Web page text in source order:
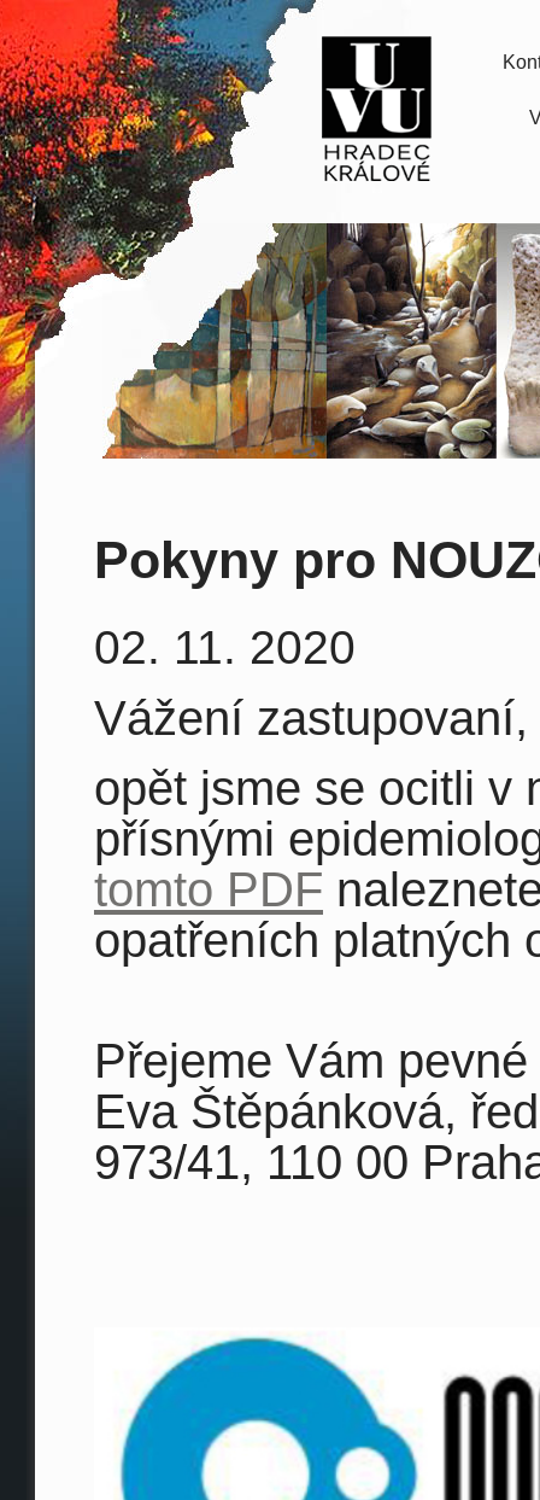
Pokyny pro
02. 11. 2020
Vážení zastupovaní,
opět jsme se ocitli v
přísnými
tomto PDF
opatřeních platných
Přejeme Vám
Eva Štěpánková,
973/41, 110 00